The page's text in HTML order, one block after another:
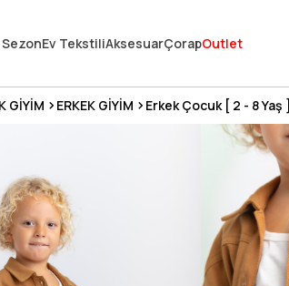
Kargo Ücretsiz !
Ev TekstiliAksesuarÇorapOutlet
GİYİM ERKEK GİYİM Erkek Çocuk [ 2 - 8 Yaş ]